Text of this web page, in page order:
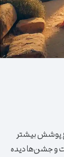
پوشش بیشتر
و جشن‌ها دیده